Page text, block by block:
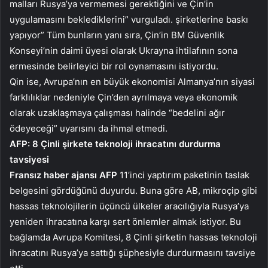
malları Rusya’ya vermemesi gerektiğini ve Çin’in
uygulamasını beklediklerini” vurguladı. şirketlerine baskı
yapıyor” Tüm bunların yanı sıra, Çin’in BM Güvenlik
Konseyi’nin daimi üyesi olarak Ukrayna ihtilafının sona
ermesinde belirleyici bir rol oynamasını istiyordu.
Qin ise, Avrupa’nın en büyük ekonomisi Almanya’nın siyasi
farklılıklar nedeniyle Çin’den ayrılmaya veya ekonomik
olarak uzaklaşmaya çalışması halinde “bedelini ağır
ödeyeceği” uyarısını da ihmal etmedi.
AFP: 8 Çinli şirkete teknoloji ihracatını durdurma
tavsiyesi
Fransız haber ajansı AFP 11’inci yaptırım paketinin taslak
belgesini gördüğünü duyurdu. Buna göre AB, mikroçip gibi
hassas teknolojilerin üçüncü ülkeler aracılığıyla Rusya’ya
yeniden ihracatına karşı sert önlemler almak istiyor. Bu
bağlamda Avrupa Komitesi, 8 Çinli şirketin hassas teknoloji
ihracatını Rusya’ya sattığı şüphesiyle durdurmasını tavsiye